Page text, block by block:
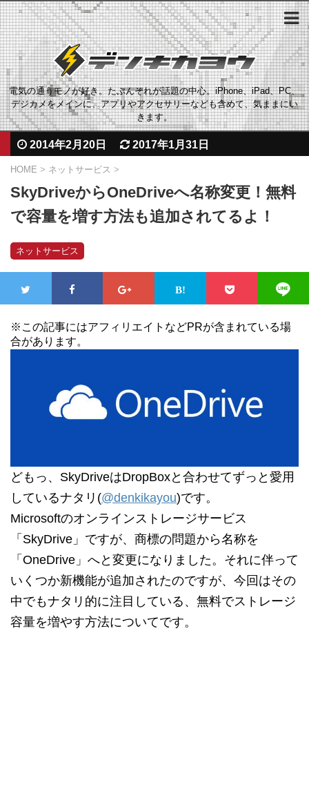
電気の通うモノが好き。たぶんそれが話題の中心。iPhone、iPad、PC、
デジカメをメインに、アプリやアクセサリーなども含めて、気ままにい
きます。
2014年2月20日 2017年1月31日
HOME > ネットサービス >
SkyDriveからOneDriveへ名称変更！無料
で容量を増す方法も追加されてるよ！
ネットサービス
※この記事にはアフィリエイトなどPRが含まれている場
合があります。
どもっ、SkyDriveはDropBoxと合わせてずっと愛用
しているナタリ(@denkikayou)です。
Microsoftのオンラインストレージサービス
「SkyDrive」ですが、商標の問題から名称を
「OneDrive」へと変更になりました。それに伴って
いくつか新機能が追加されたのですが、今回はその
中でもナタリ的に注目している、無料でストレージ
容量を増やす方法についてです。